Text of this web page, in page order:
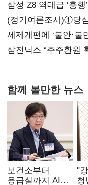
삼성 Z8 역대급 ‘흥
대전’
(정기여론조사)①당
지지도 '50% 아래로'(
세제개편에 ‘불안·
힘들어질 것"
삼전닉스 “주주환원
함께 볼만한 뉴스
보건소부터
응급실까지 AI
"
청